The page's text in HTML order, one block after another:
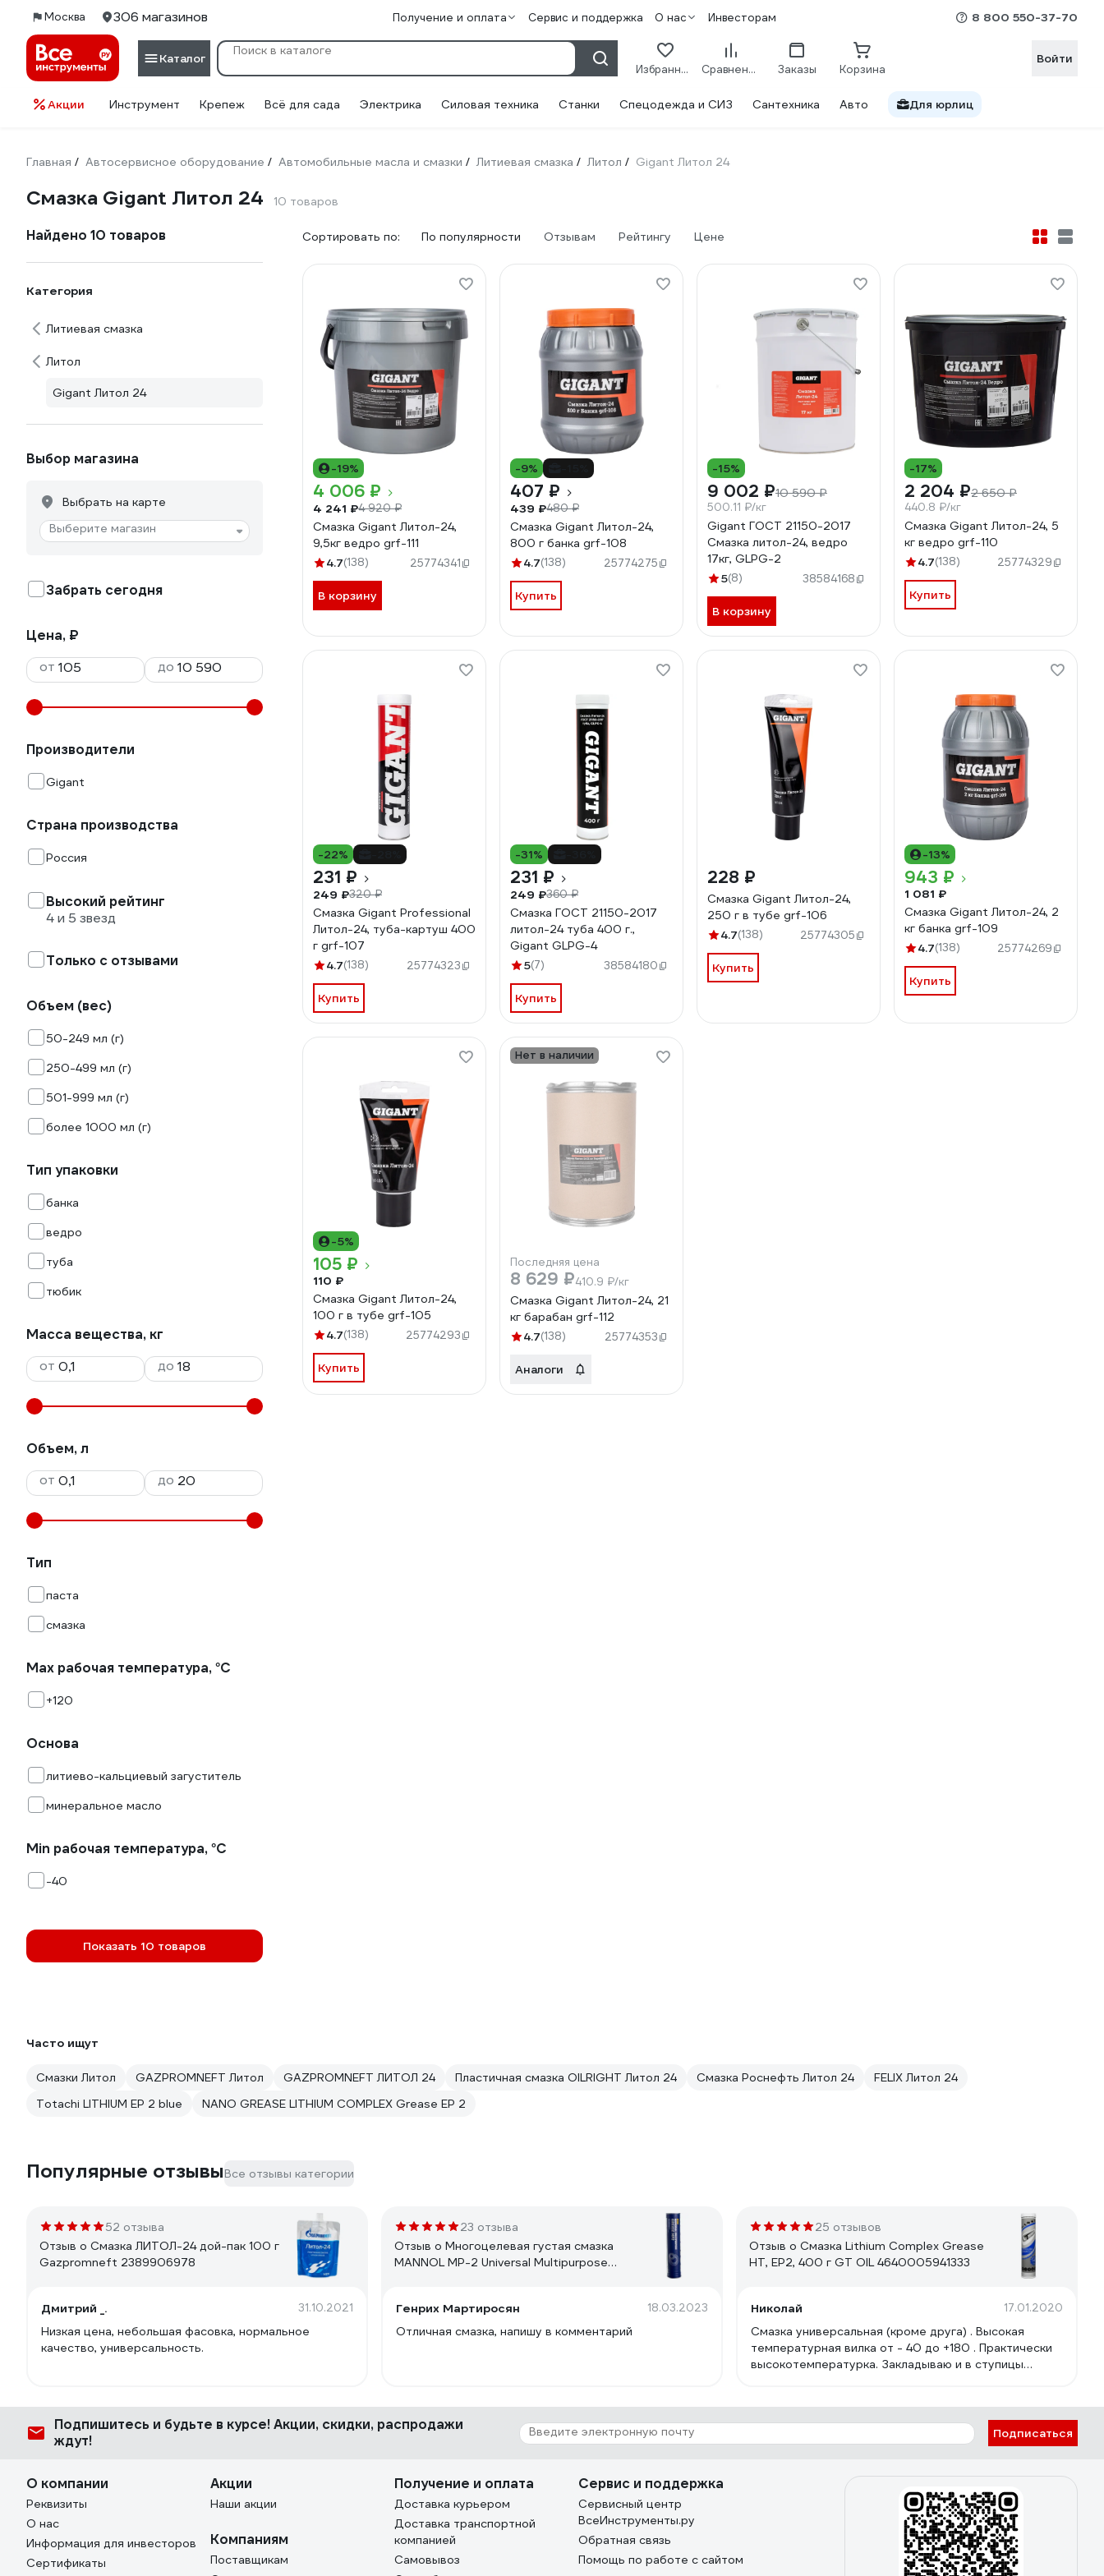
Москва 306 магазинов Получение и оплата Сервис и поддержка О нас Инвесторам 8 800 550-37-70
Каталог
Избранное Сравнение Заказы Корзина
Войти
Акции Инструмент Крепеж Всё для сада Электрика Силовая техника Станки Спецодежда и СИЗ Сантехника Авто Для юрлиц
Главная / Автосервисное оборудование / Автомобильные масла и смазки / Литиевая смазка / Литол / Gigant Литол 24
Смазка Gigant Литол 24 10 товаров
Найдено 10 товаров
Категория
Литиевая смазка
Литол
Gigant Литол 24
Выбор магазина
Выбрать на карте
Выберите магазин
Забрать сегодня
Цена, ₽
от
до
Производители
Gigant
Страна производства
Россия
Высокий рейтинг
4 и 5 звезд
Только с отзывами
Объем (вес)
50-249 мл (г)
250-499 мл (г)
501-999 мл (г)
более 1000 мл (г)
Тип упаковки
банка
ведро
туба
тюбик
Масса вещества, кг
от
до
Объем, л
от
до
Тип
паста
смазка
Max рабочая температура, °С
+120
Основа
литиево-кальциевый загуститель
минеральное масло
Min рабочая температура, °С
-40
Показать 10 товаров
Сортировать по: По популярности Отзывам Рейтингу Цене
-19%
4 006 ₽
4 241 ₽4 920 ₽
Смазка Gigant Литол-24,
9,5кг ведро grf-111
4.7(138) 25774341
В корзину
-9%
407 ₽
439 ₽480 ₽
Смазка Gigant Литол-24,
800 г банка grf-108
4.7(138) 25774275
Купить
-15%
9 002 ₽10 590 ₽
500.11 ₽/кг
Gigant ГОСТ 21150-2017
Смазка литол-24, ведро
17кг, GLPG-2
5(8) 38584168
В корзину
-17%
2 204 ₽2 650 ₽
440.8 ₽/кг
Смазка Gigant Литол-24, 5
кг ведро grf-110
4.7(138) 25774329
Купить
-22%
231 ₽
249 ₽320 ₽
Смазка Gigant Professional
Литол-24, туба-картуш 400
г grf-107
4.7(138) 25774323
Купить
-31%
231 ₽
249 ₽360 ₽
Смазка ГОСТ 21150-2017
литол-24 туба 400 г.,
Gigant GLPG-4
5(7) 38584180
Купить
228 ₽
Смазка Gigant Литол-24,
250 г в тубе grf-106
4.7(138) 25774305
Купить
-13%
943 ₽
1 081 ₽
Cмазка Gigant Литол-24, 2
кг банка grf-109
4.7(138) 25774269
Купить
-5%
105 ₽
110 ₽
Смазка Gigant Литол-24,
100 г в тубе grf-105
4.7(138) 25774293
Купить
Нет в наличии
Последняя цена
8 629 ₽410.9 ₽/кг
Смазка Gigant Литол-24, 21
кг барабан grf-112
4.7(138) 25774353
Аналоги
Часто ищут
Смазки Литол GAZPROMNEFT Литол GAZPROMNEFT ЛИТОЛ 24 Пластичная смазка OILRIGHT Литол 24 Смазка Роснефть Литол 24
FELIX Литол 24
Totachi LITHIUM EP 2 blue
NANO GREASE LITHIUM COMPLEX Grease EP 2
Популярные отзывыВсе отзывы категории
52 отзыва
Отзыв о Смазка ЛИТОЛ-24 дой-пак 100 г
Gazpromneft 2389906978
Дмитрий _. 31.10.2021
Низкая цена, небольшая фасовка, нормальное
качество, универсальность.
23 отзыва
Отзыв о Многоцелевая густая смазка
MANNOL MP-2 Universal Multipurpose
Генрих Мартиросян
18.03.2023
Отличная смазка, напишу в комментарий
25 отзывов
Отзыв о Смазка Lithium Complex Grease
HT, EP2, 400 г GT OIL 4640005941333
Николай 17.01.2020
Смазка универсальная (кроме друга) . Высокая
температурная вилка от - 40 до +180 . Практически
высокотемпературка. Закладываю и в ступицы
Подпишитесь и будьте в курсе! Акции, скидки, распродажи
ждут!
Подписаться
О компании
Реквизиты
О нас
Информация для инвесторов
Сертификаты
Акции
Наши акции
Компаниям
Поставщикам
Получение и оплата
Доставка курьером
Доставка транспортной
компанией
Самовывоз
Сервис и поддержка
Сервисный центр
ВсеИнструменты.ру
Обратная связь
Помощь по работе с сайтом